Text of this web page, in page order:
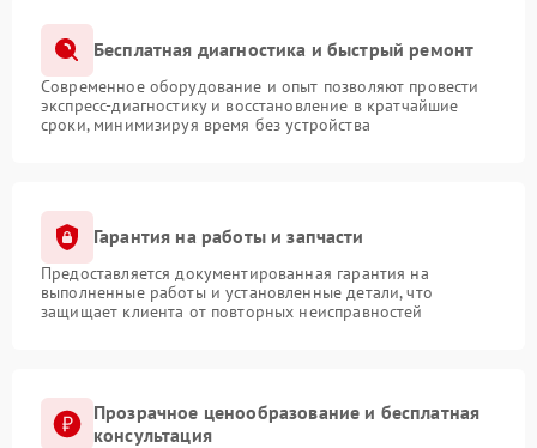
Бесплатная диагностика и быстрый ремонт
Современное оборудование и опыт позволяют провести
экспресс-диагностику и восстановление в кратчайшие
сроки, минимизируя время без устройства
Гарантия на работы и запчасти
Предоставляется документированная гарантия на
выполненные работы и установленные детали, что
защищает клиента от повторных неисправностей
Прозрачное ценообразование и бесплатная
консультация